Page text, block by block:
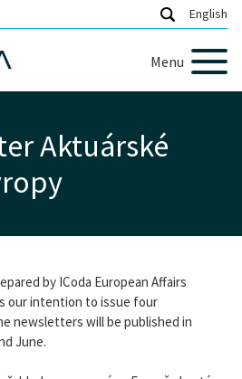
English
Menu
Aktuárské
by ICoda European Affairs
our intention to issue four
newsletters will be published in
June.